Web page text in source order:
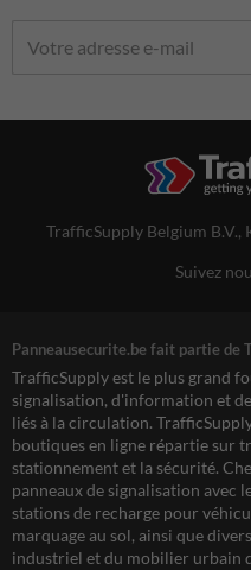
TrafficSupply Belgium B.V.,
Suivez
Panneausecurite.be fait partie de
TrafficSupply est le plus grand
signalisation, d'information et
liés à la circulation.
boutiques en ligne répartie sur
stationnement et la sécurité.
panneaux de signalisation avec
stations de recharge pour
marquage au sol, ainsi que
industriel et du mobilier urbain